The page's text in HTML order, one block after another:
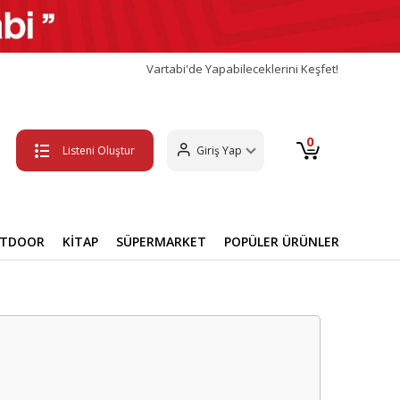
Vartabi'de Yapabileceklerini Keşfet!
Listeni Oluştur Giriş Yap 0
KİTAP SÜPERMARKET POPÜLER ÜRÜNLER